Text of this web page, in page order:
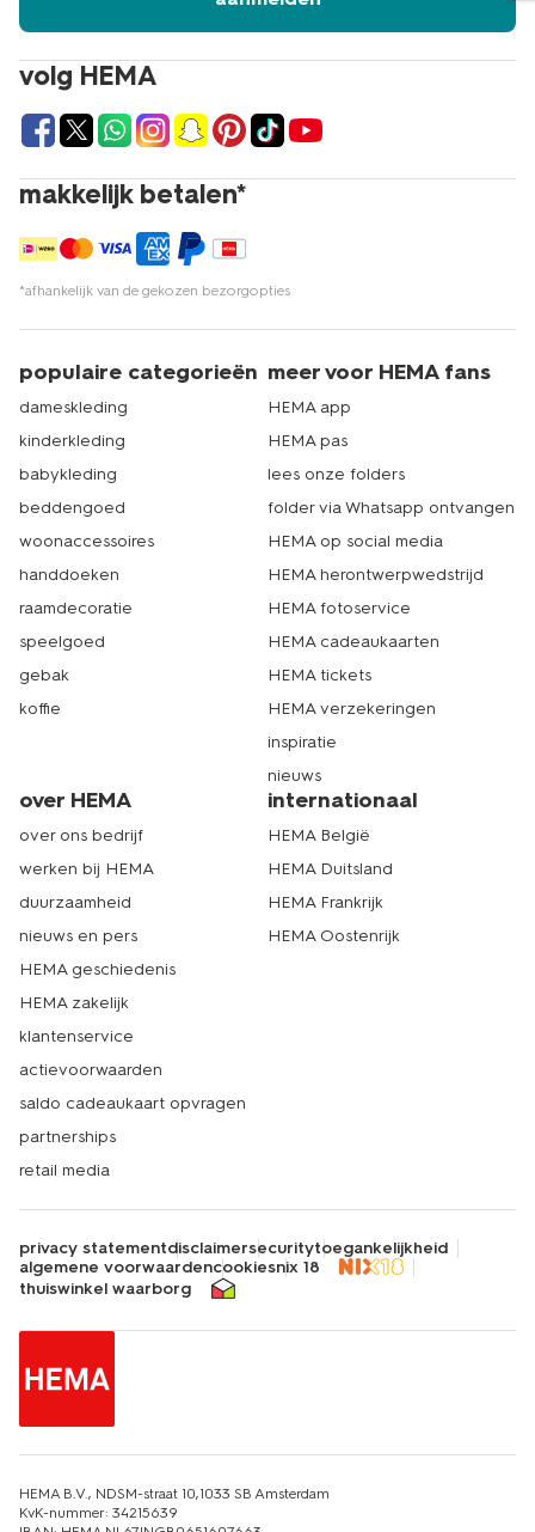
volg HEMA
makkelijk betalen*
*afhankelijk van de gekozen bezorgopties
populaire categorieën
dameskleding
kinderkleding
babykleding
beddengoed
woonaccessoires
handdoeken
raamdecoratie
speelgoed
gebak
koffie
meer voor HEMA fans
HEMA app
HEMA pas
lees onze folders
folder via Whatsapp ontvangen
HEMA op social media
HEMA herontwerpwedstrijd
HEMA fotoservice
HEMA cadeaukaarten
HEMA tickets
HEMA verzekeringen
inspiratie
nieuws
over HEMA
over ons bedrijf
werken bij HEMA
duurzaamheid
nieuws en pers
HEMA geschiedenis
HEMA zakelijk
klantenservice
actievoorwaarden
saldo cadeaukaart opvragen
partnerships
retail media
internationaal
HEMA België
HEMA Duitsland
HEMA Frankrijk
HEMA Oostenrijk
privacy statementdisclaimersecuritytoegankelijkheid
algemene voorwaardencookiesnix 18
thuiswinkel waarborg
HEMA B.V., NDSM-straat 10,1033 SB Amsterdam
KvK-nummer: 34215639